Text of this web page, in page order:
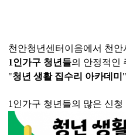
천안청년센터이음에서 천
1인가구 청년들의 안정적인
"청년 생활 집수리 아카데미
1인가구 청년들의 많은 신청